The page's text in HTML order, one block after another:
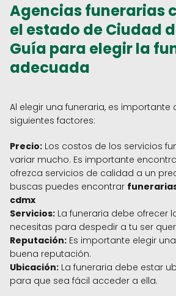
Agencias funerarias
el estado de Ciudad
Guía para elegir la
adecuada
Al elegir una funeraria, es importante
siguientes factores:
Precio: Los costos de los servicios
variar mucho. Es importante
ofrezca servicios de calidad a un
buscas puedes encontrar
cdmx
Servicios: La funeraria debe ofrecer
necesitas para despedir a tu ser
Reputación: Es importante elegir
buena reputación.
Ubicación: La funeraria debe estar
para que sea fácil acceder a ella.